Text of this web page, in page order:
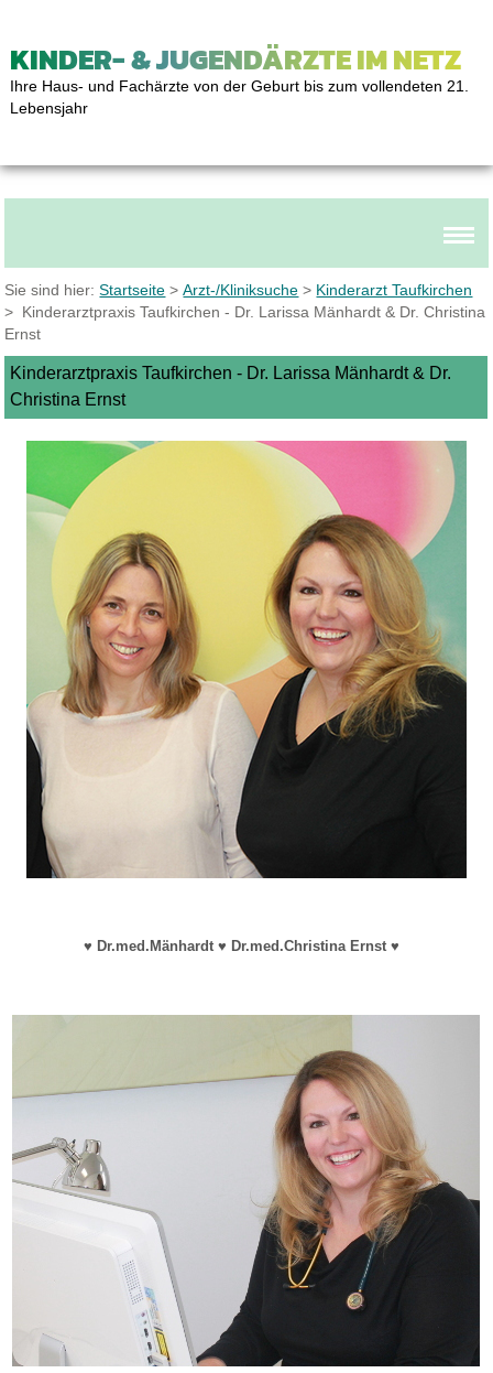
KINDER- & JUGENDÄRZTE IM NETZ
Ihre Haus- und Fachärzte von der Geburt bis zum vollendeten 21.
Lebensjahr
Sie sind hier:Startseite >Arzt-/Kliniksuche > Kinderarzt Taufkirchen
> Kinderarztpraxis Taufkirchen - Dr. Larissa Mänhardt & Dr. Christina
Ernst
Kinderarztpraxis Taufkirchen - Dr. Larissa Mänhardt & Dr.
Christina Ernst
♥ Dr.med.Mänhardt ♥ Dr.med.Christina Ernst ♥